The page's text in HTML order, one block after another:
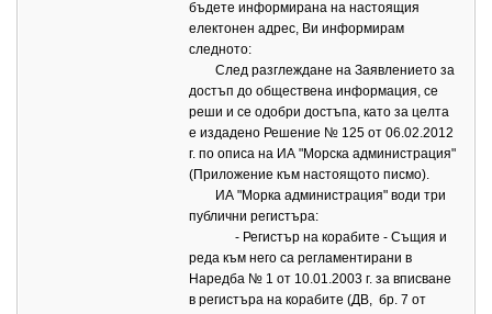
бъдете информирана на настоящия
електонен адрес, Ви информирам
следното:
След разглеждане на Заявлението за
достъп до обществена информация, се
реши и се одобри достъпа, като за целта
е издадено Решение № 125 от 06.02.2012
г. по описа на ИА "Морска администрация"
(Приложение към настоящото писмо).
ИА "Морка администрация" води три
публични регистъра:
- Регистър на корабите - Същия и
реда към него са регламентирани в
Наредба № 1 от 10.01.2003 г. за вписване
в регистъра на корабите (ДВ, бр. 7 от